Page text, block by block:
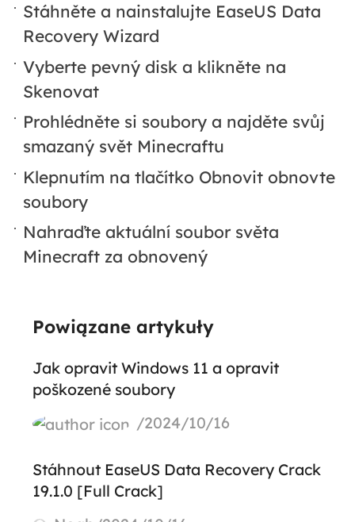
Stáhněte a nainstalujte EaseUS Data
Recovery Wizard
Vyberte pevný disk a klikněte na
Skenovat
Prohlédněte si soubory a najděte svůj
smazaný svět Minecraftu
Klepnutím na tlačítko Obnovit obnovte
soubory
Nahraďte aktuální soubor světa
Minecraft za obnovený
Powiązane artykuły
Jak opravit Windows 11 a opravit
poškozené soubory
/2024/10/16
Stáhnout EaseUS Data Recovery Crack
19.1.0 [Full Crack]